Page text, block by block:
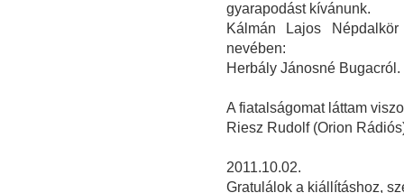
gyarapodást kívánunk.
Kálmán Lajos
nevében:
Herbály Jánosné Bugacról.
A fiatalságomat láttam
Riesz Rudolf (Orion
2011.10.02.
Gratulálok a kiállításhoz,